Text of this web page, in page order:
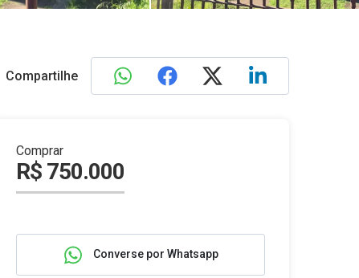
Compartilhe
Comprar
R$ 750.000
Converse por Whatsapp